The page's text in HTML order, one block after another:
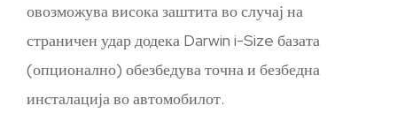
овозможува висока заштита во случај на
страничен удар додека Darwin i-Size базата
(опционално) обезбедува точна и безбедна
инсталација во автомобилот.